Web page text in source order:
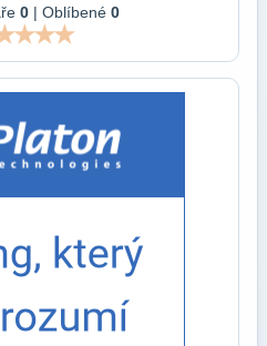
0 | Oblíbené 0